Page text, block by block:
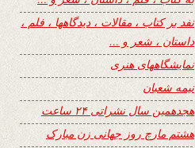
نفد بر کتاب ، مقالات ، دیدگاهها ، فلم ،
داستان ، شعر و …
نمایشگاههای هنری
نیمه شعبان
هجدهمین سال نشراتی ۲۴ ساعت
هشتم مارچ روز جهانی زن مبارک